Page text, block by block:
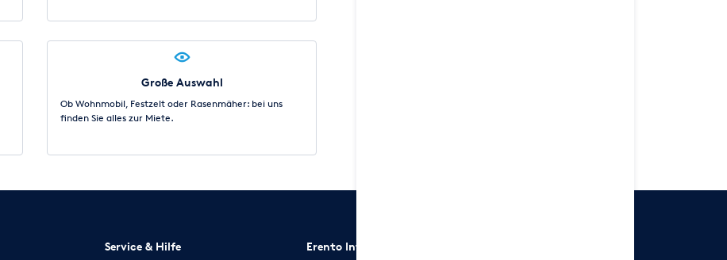
Große Auswahl
Ob Wohnmobil, Festzelt oder Rasenmäher: bei uns
finden Sie alles zur Miete.
Service & Hilfe
Erento International